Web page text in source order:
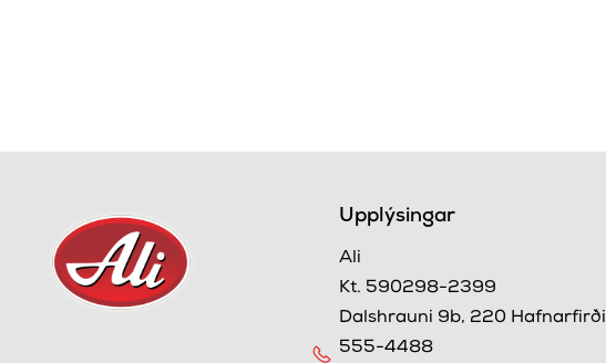
Upplýsingar
Ali
Kt. 590298-2399
Dalshrauni 9b, 220 Hafnarfirði
555-4488